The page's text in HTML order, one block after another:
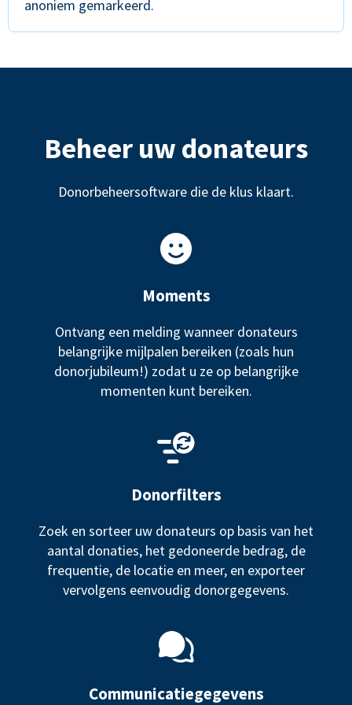
anoniem gemarkeerd.
Beheer uw donateurs
Donorbeheersoftware die de klus klaart.
Moments
Ontvang een melding wanneer donateurs
belangrijke mijlpalen bereiken (zoals hun
donorjubileum!) zodat u ze op belangrijke
momenten kunt bereiken.
Donorfilters
Zoek en sorteer uw donateurs op basis van het
aantal donaties, het gedoneerde bedrag, de
frequentie, de locatie en meer, en exporteer
vervolgens eenvoudig donorgegevens.
Communicatiegegevens